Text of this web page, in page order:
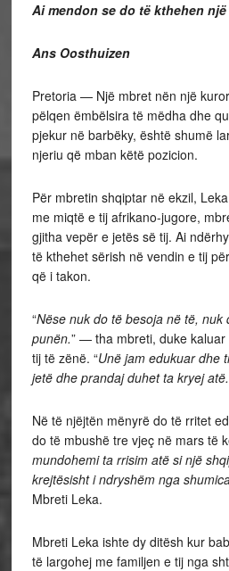
Ai mendon se do të kthehen
Ans Oosthuizen
Pretoria — Një mbret nën një
pëlqen ëmbëlsira të mëdha dhe
pjekur në barbëky, është shumë
njeriu që mban këtë pozicion.
Për mbretin shqiptar në ekzil,
me miqtë e tij afrikano-jugore,
gjitha vepër e jetës së tij. Ai
të kthehet sërish në vendin e tij
që i takon.
“Nëse nuk do të besoja në të, nuk
punën.” — tha mbreti, duke
tij të zënë. “Unë jam edukuar dhe
jetë dhe prandaj duhet ta kryej atë.
Në të njëjtën mënyrë do të rritet
do të mbushë tre vjeç në mars të
mundohemi ta rrisim atë si një
krejtësisht i ndryshëm nga
Mbreti Leka.
Mbreti Leka ishte dy ditësh kur
të largohej me familjen e tij nga